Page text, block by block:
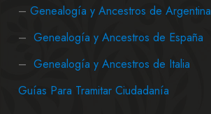
– Genealogía y Ancestros de Argentina
– Genealogía y Ancestros de España
– Genealogía y Ancestros de Italia
Guías Para Tramitar Ciudadanía